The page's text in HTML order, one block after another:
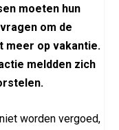
moeten hun
om de
meer op vakantie.
meldden zich
worden vergoed,